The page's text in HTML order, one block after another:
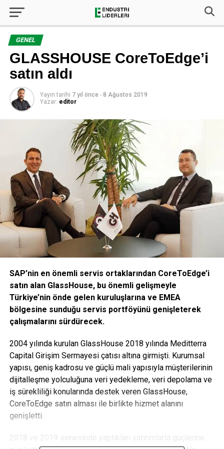
GENEL
GLASSHOUSE CoreToEdge’i
satın aldı
Yayın tarihi 7 yıl önce - 8 Ağustos 2019
Yazar: editor
SAP’nin en önemli servis ortaklarından CoreToEdge’i
satın alan GlassHouse, bu önemli gelişmeyle
Türkiye’nin önde gelen kuruluşlarına ve EMEA
bölgesine sunduğu servis portföyünü genişleterek
çalışmalarını sürdürecek.
2004 yılında kurulan GlassHouse 2018 yılında Meditterra
Capital Girişim Sermayesi çatısı altına girmişti. Kurumsal
yapısı, geniş kadrosu ve güçlü mali yapısıyla müşterilerinin
dijitalleşme yolculuğuna veri yedekleme, veri depolama ve
iş sürekliliği konularında destek veren GlassHouse,
CoreToEdge satın alması ile birlikte hizmet alanını
genişletti.